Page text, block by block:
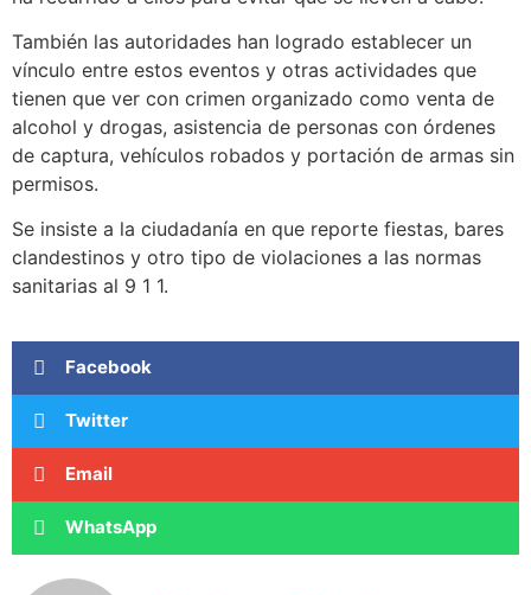
También las autoridades han logrado establecer un
vínculo entre estos eventos y otras actividades que
tienen que ver con crimen organizado como venta de
alcohol y drogas, asistencia de personas con órdenes
de captura, vehículos robados y portación de armas sin
permisos.
Se insiste a la ciudadanía en que reporte fiestas, bares
clandestinos y otro tipo de violaciones a las normas
sanitarias al 9 1 1.
Facebook
Twitter
Email
WhatsApp